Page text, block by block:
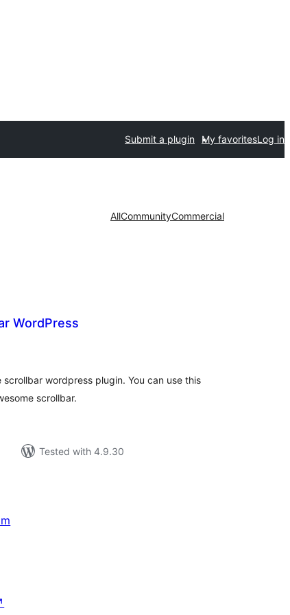
Submit a plugin My favoritesLog in
AllCommunityCommercial
WordPress
wordpress plugin. You can use this
scrollbar.
Tested with 4.9.30